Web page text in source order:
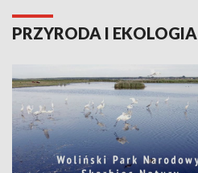
PRZYRODA I EKOLOGIA